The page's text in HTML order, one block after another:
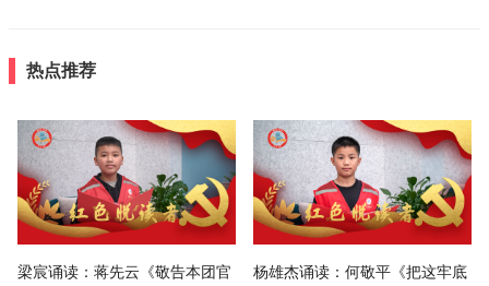
热点推荐
梁宸诵读：蒋先云《敬告本团官
杨雄杰诵读：何敬平《把这牢底